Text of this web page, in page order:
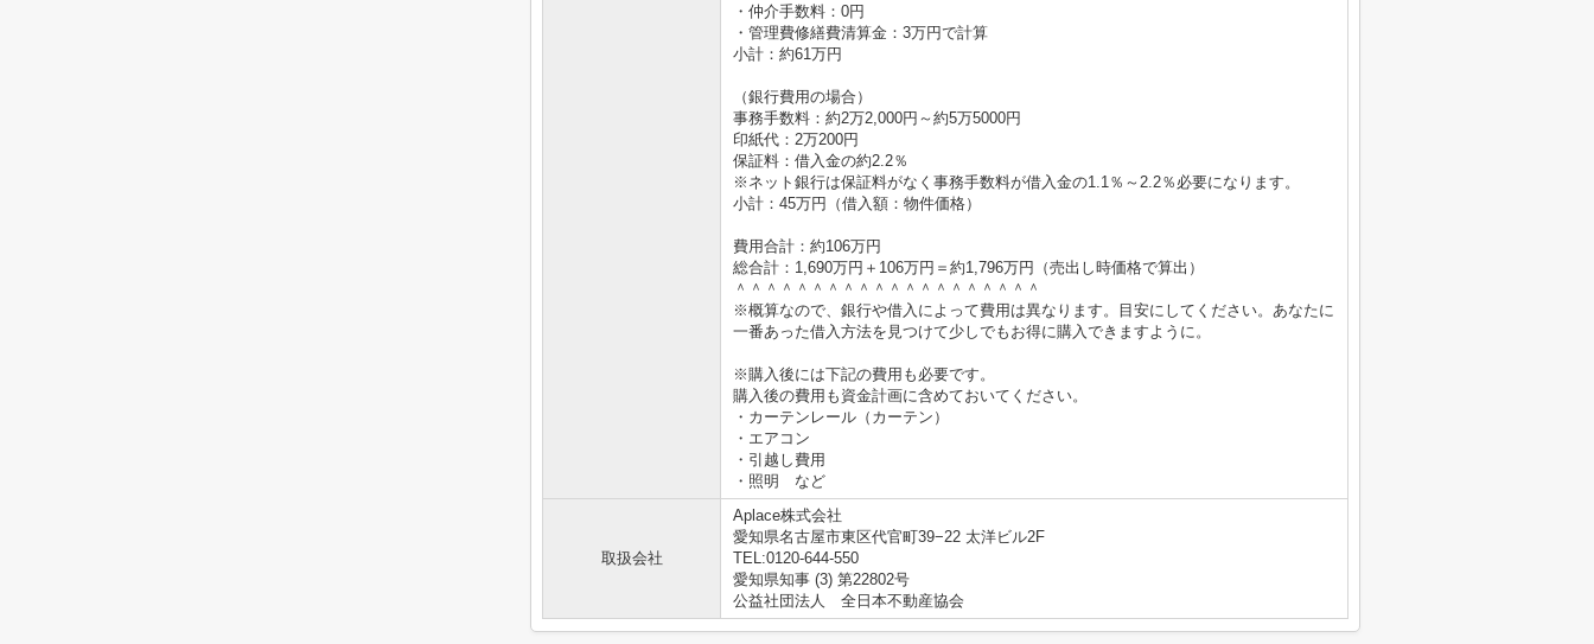
・仲介手数料：0円
・管理費修繕費清算金：3万円で計算
小計：約61万円
（銀行費用の場合）
事務手数料：約2万2,000円～約5万5000円
印紙代：2万200円
保証料：借入金の約2.2％
※ネット銀行は保証料がなく事務手数料が借入金の1.1％～2.2％必要になります。
小計：45万円（借入額：物件価格）
費用合計：約106万円
総合計：1,690万円＋106万円＝約1,796万円（売出し時価格で算出）
＾＾＾＾＾＾＾＾＾＾＾＾＾＾＾＾＾＾＾＾
※概算なので、銀行や借入によって費用は異なります。目安にしてください。あなたに
一番あった借入方法を見つけて少しでもお得に購入できますように。
※購入後には下記の費用も必要です。
購入後の費用も資金計画に含めておいてください。
・カーテンレール（カーテン）
・エアコン
・引越し費用
・照明 など
取扱会社
Aplace株式会社
愛知県名古屋市東区代官町39−22 太洋ビル2F
TEL:0120-644-550
愛知県知事 (3) 第22802号
公益社団法人 全日本不動産協会